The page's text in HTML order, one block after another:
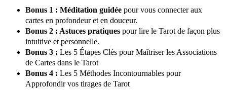
Bonus 1 : Méditation guidée pour vous connecter aux
cartes en profondeur et en douceur.
Bonus 2 : Astuces pratiques pour lire le Tarot de façon plus
intuitive et personnelle.
Bonus 3 : Les 5 Étapes Clés pour Maîtriser les Associations
de Cartes dans le Tarot
Bonus 4 : Les 5 Méthodes Incontournables pour
Approfondir vos tirages de Tarot